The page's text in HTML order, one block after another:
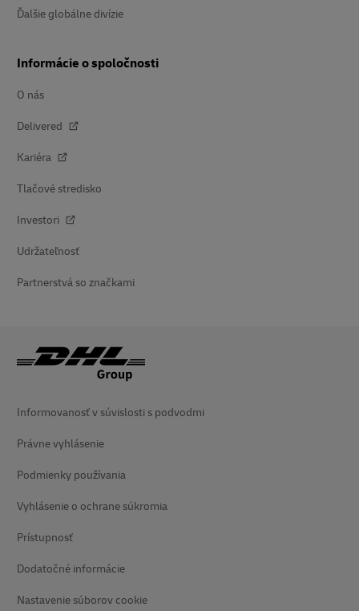
Ďalšie globálne divízie
Informácie o spoločnosti
O nás
Delivered
Kariéra
Tlačové stredisko
Investori
Udržateľnosť
Partnerstvá so značkami
Informovanosť v súvislosti s podvodmi
Právne vyhlásenie
Podmienky používania
Vyhlásenie o ochrane súkromia
Prístupnosť
Dodatočné informácie
Nastavenie súborov cookie